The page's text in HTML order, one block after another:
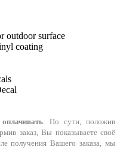
outdoor surface
coating
. По сути, положив
заказ, Вы показываете своё
получения Вашего заказа, мы